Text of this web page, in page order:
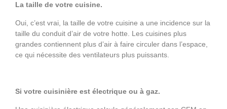
La taille de votre cuisine.
Oui, c’est vrai, la taille de votre cuisine a une incidence sur la
taille du conduit d’air de votre hotte. Les cuisines plus
grandes contiennent plus d’air à faire circuler dans l’espace,
ce qui nécessite des ventilateurs plus puissants.
Si votre cuisinière est électrique ou à gaz.